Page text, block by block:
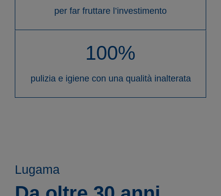
per far fruttare l’investimento
100%
pulizia e igiene con una qualità inalterata
Lugama